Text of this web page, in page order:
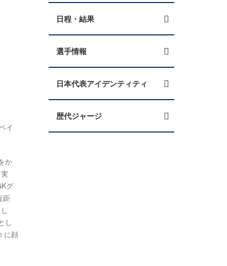
イ
か
グ
距
し
に顔
日程・結果
選手情報
日本代表アイデンティティ
歴代ジャージ